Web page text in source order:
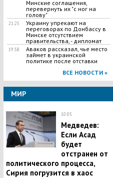
Минские соглашения,
перевернуть их "с ног на
голову"
21:25
Украину упрекают на
переговорах по Донбассу в
Минске отсутствием
правительства, - дипломат
19:58
Аваков рассказал, чье место
займет в украинской
политике после отставки
ВСЕ НОВОСТИ »
МИР
10:05
Медведев:
Если Асад
будет
отстранен от
политического процесса,
Сирия погрузится в хаос